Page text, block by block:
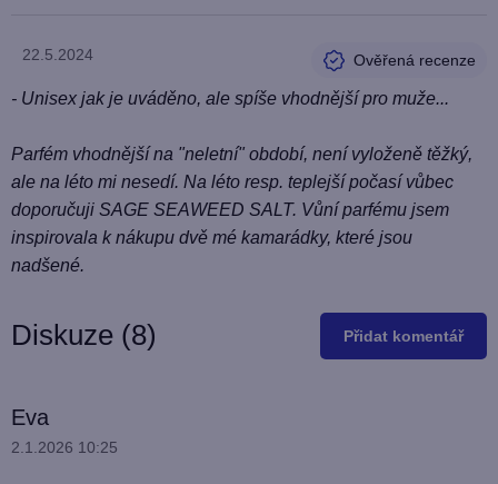
Hodnocení produktu je 4 z 5 hvězdiček.
22.5.2024
- Unisex jak je uváděno, ale spíše vhodnější pro muže...
Parfém vhodnější na "neletní" období, není vyloženě těžký,
ale na léto mi nesedí. Na léto resp. teplejší počasí vůbec
doporučuji SAGE SEAWEED SALT. Vůní parfému jsem
inspirovala k nákupu dvě mé kamarádky, které jsou
nadšené.
Diskuze (8) Přidat komentář
V
ý
Eva
2.1.2026 10:25